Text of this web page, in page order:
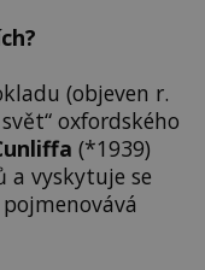
(objeven r.
oxfordského
(*1939)
a vyskytuje se